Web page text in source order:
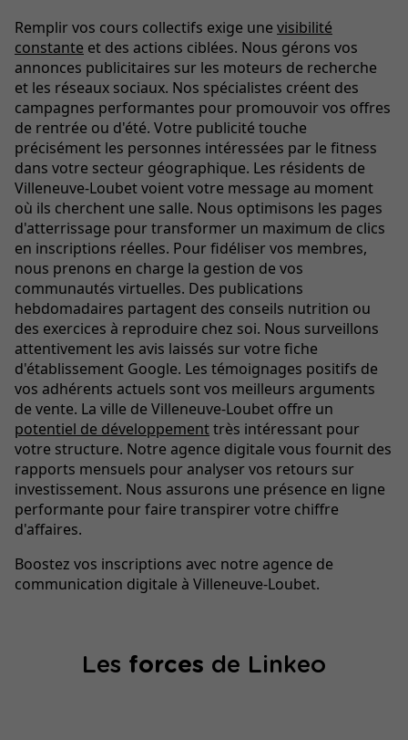
Remplir vos cours collectifs exige une visibilité
constante et des actions ciblées. Nous gérons vos
annonces publicitaires sur les moteurs de recherche
et les réseaux sociaux. Nos spécialistes créent des
campagnes performantes pour promouvoir vos offres
de rentrée ou d'été. Votre publicité touche
précisément les personnes intéressées par le fitness
dans votre secteur géographique. Les résidents de
Villeneuve-Loubet voient votre message au moment
où ils cherchent une salle. Nous optimisons les pages
d'atterrissage pour transformer un maximum de clics
en inscriptions réelles. Pour fidéliser vos membres,
nous prenons en charge la gestion de vos
communautés virtuelles. Des publications
hebdomadaires partagent des conseils nutrition ou
des exercices à reproduire chez soi. Nous surveillons
attentivement les avis laissés sur votre fiche
d'établissement Google. Les témoignages positifs de
vos adhérents actuels sont vos meilleurs arguments
de vente. La ville de Villeneuve-Loubet offre un
potentiel de développementtrès intéressant pour
votre structure. Notre agence digitale vous fournit des
rapports mensuels pour analyser vos retours sur
investissement. Nous assurons une présence en ligne
performante pour faire transpirer votre chiffre
d'affaires.
Boostez vos inscriptions avec notre agence de
communication digitale à Villeneuve-Loubet.
Les forces de Linkeo